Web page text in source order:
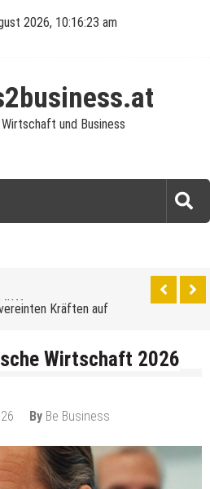
2026, 10:16:24 am
und Business
Kräften auf
Ein Leitfaden für
zum Erfolg
viele Unternehmen
Wirtschaft 2026
By Be Business